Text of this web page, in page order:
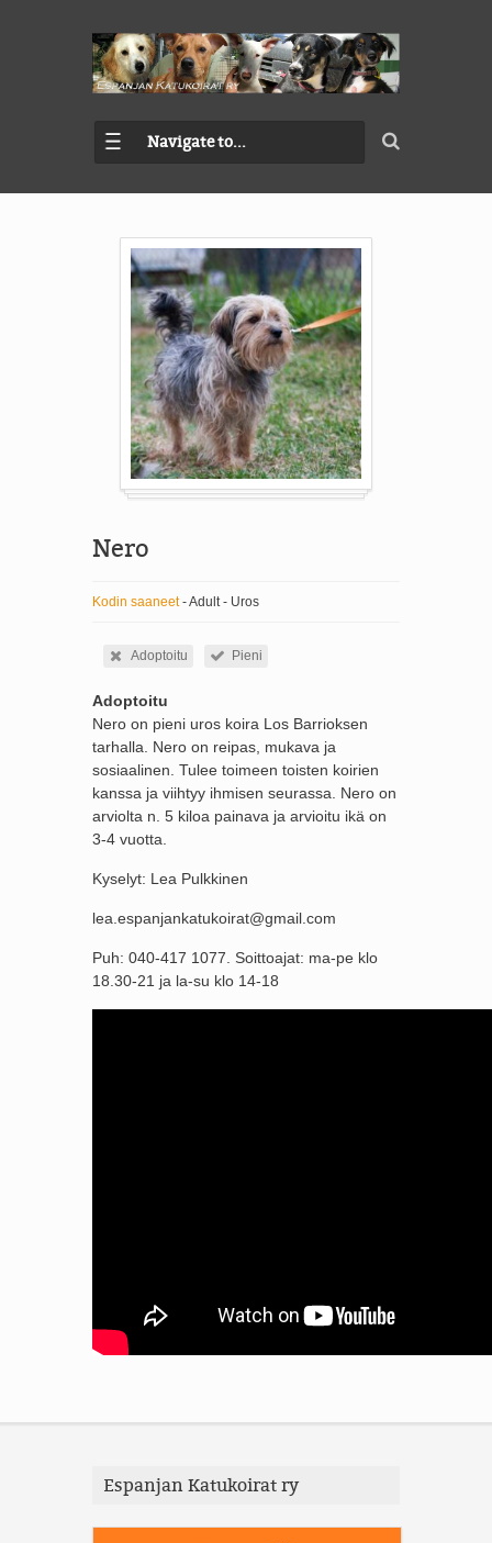
Navigate to...
Nero
Kodin saaneet- Adult - Uros
Adoptoitu Pieni
Adoptoitu
Nero on pieni uros koira Los Barrioksen
tarhalla. Nero on reipas, mukava ja
sosiaalinen. Tulee toimeen toisten koirien
kanssa ja viihtyy ihmisen seurassa. Nero on
arviolta n. 5 kiloa painava ja arvioitu ikä on
3-4 vuotta.
Kyselyt: Lea Pulkkinen
lea.espanjankatukoirat@gmail.com
Puh: 040-417 1077. Soittoajat: ma-pe klo
18.30-21 ja la-su klo 14-18
Espanjan Katukoirat ry